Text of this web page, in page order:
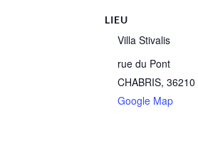
LIEU
Villa Stivalis
rue du Pont
CHABRIS, 36210
Google Map